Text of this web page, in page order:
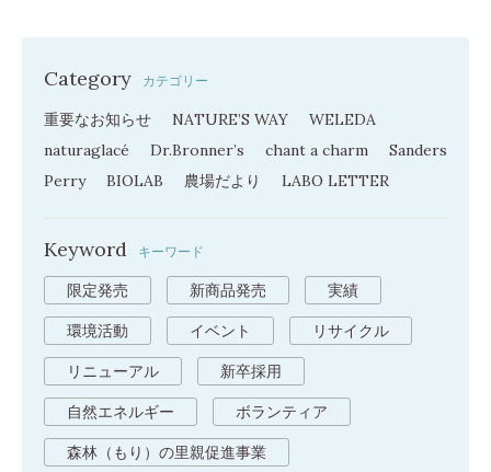
Category カテゴリー
重要なお知らせ NATURE’S WAY
WELEDA
naturaglacé
Dr.Bronner’s chant a charm
Sanders
Perry
BIOLAB 農場だより LABO LETTER
Keyword キーワード
限定発売 新商品発売 実績
環境活動 イベント リサイクル
リニューアル 新卒採用
自然エネルギー ボランティア
森林（もり）の里親促進事業